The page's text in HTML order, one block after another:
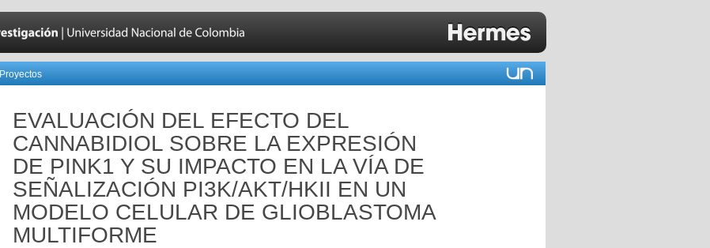
Proyectos
EVALUACIÓN DEL EFECTO DEL
CANNABIDIOL SOBRE LA EXPRESIÓN
DE PINK1 Y SU IMPACTO EN LA VÍA DE
SEÑALIZACIÓN PI3K/AKT/HKII EN UN
MODELO CELULAR DE GLIOBLASTOMA
MULTIFORME